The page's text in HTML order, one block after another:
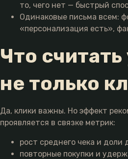
то, чего нет — быстрый
Одинаковые письма всем:
«персонализация есть»,
Что
не только
Да, клики важны. Но эффект
проявляется в связке метрик:
рост среднего чека и доли
повторные покупки и